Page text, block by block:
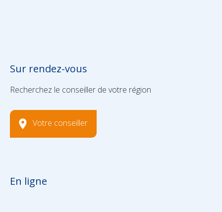
Sur rendez-vous
Recherchez le conseiller de votre région
Votre conseiller
En ligne